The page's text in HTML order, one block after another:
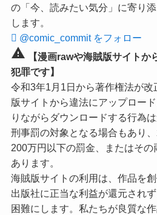
の「今、読みたい気分」に寄り
します。
@comic_commit をフォロー
warning
【漫画rawや海賊版サイトか
犯罪です】
令和3年1月1日から著作権法が
版サイトから違法にアップロー
りながらダウンロードする行為
刑事罰の対象となる場合もあり
200万円以下の罰金、またはそ
あります。
海賊版サイトの利用は、作品を
出版社に正当な利益が還元され
困難にします。私たちが良質な